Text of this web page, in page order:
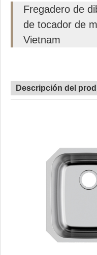
Fregadero de
de tocador de
Vietnam
Descripción del